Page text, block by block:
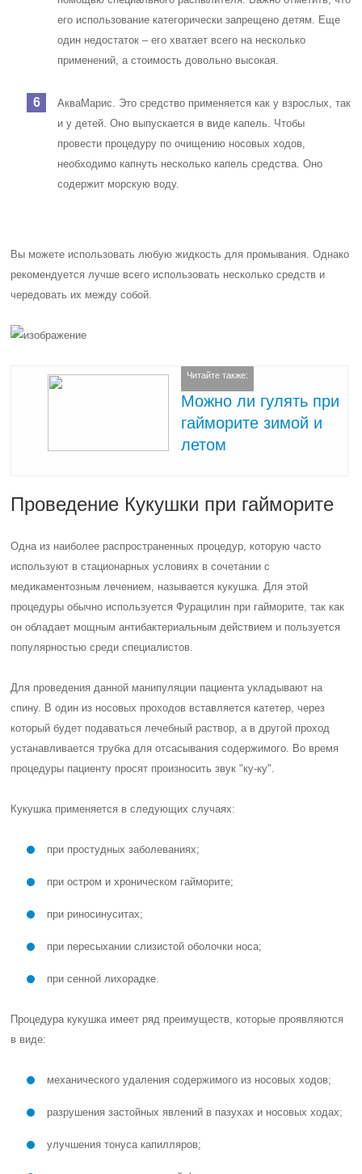
его использование категорически запрещено детям. Еще
один недостаток – его хватает всего на несколько
применений, а стоимость довольно высокая.
АкваМарис. Это средство применяется как у взрослых, так
и у детей. Оно выпускается в виде капель. Чтобы
провести процедуру по очищению носовых ходов,
необходимо капнуть несколько капель средства. Оно
содержит морскую воду.
Вы можете использовать любую жидкость для промывания. Однако
рекомендуется лучше всего использовать несколько средств и
чередовать их между собой.
Читайте также:
Можно ли гулять при
гайморите зимой и
летом
Проведение Кукушки при гайморите
Одна из наиболее распространенных процедур, которую часто
используют в стационарных условиях в сочетании с
медикаментозным лечением, называется кукушка. Для этой
процедуры обычно используется Фурацилин при гайморите, так как
он обладает мощным антибактериальным действием и пользуется
популярностью среди специалистов.
Для проведения данной манипуляции пациента укладывают на
спину. В один из носовых проходов вставляется катетер, через
который будет подаваться лечебный раствор, а в другой проход
устанавливается трубка для отсасывания содержимого. Во время
процедуры пациенту просят произносить звук "ку-ку".
Кукушка применяется в следующих случаях:
при простудных заболеваниях;
при остром и хроническом гайморите;
при риносинуситах;
при пересыхании слизистой оболочки носа;
при сенной лихорадке.
Процедура кукушка имеет ряд преимуществ, которые проявляются
в виде:
механического удаления содержимого из носовых ходов;
разрушения застойных явлений в пазухах и носовых ходах;
улучшения тонуса капилляров;